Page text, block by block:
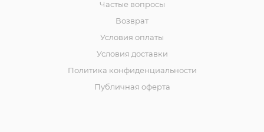
Частые вопросы
Возврат
Условия оплаты
Условия доставки
Политика конфиденциальности
Публичная оферта